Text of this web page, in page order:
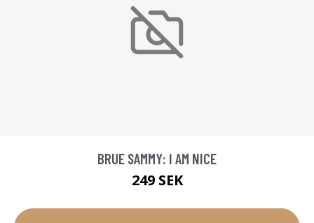
BRUE SAMMY: I AM NICE
249 SEK